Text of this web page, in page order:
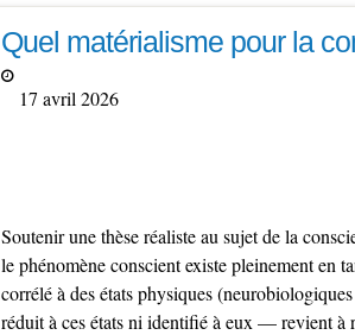
Quel matérialisme pour la
17 avril 2026
Soutenir une thèse réaliste au sujet de la
le phénomène conscient existe pleinement en
corrélé à des états physiques
réduit à ces états ni identifié à eux — revient